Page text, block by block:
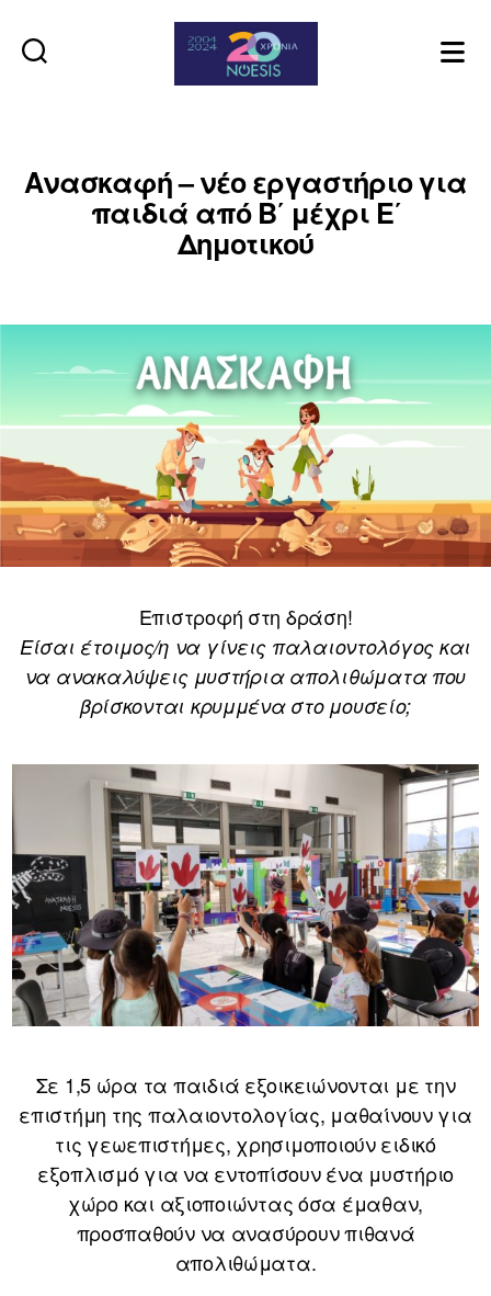
Ανασκαφή – νέο εργαστήριο για
παιδιά από Β΄ μέχρι Ε΄
Δημοτικού
Επιστροφή στη δράση!
Είσαι έτοιμος/η να γίνεις παλαιοντολόγος και
να ανακαλύψεις μυστήρια απολιθώματα που
βρίσκονται κρυμμένα στο μουσείο;
Σε 1,5 ώρα τα παιδιά εξοικειώνονται με την
επιστήμη της παλαιοντολογίας, μαθαίνουν για
τις γεωεπιστήμες, χρησιμοποιούν ειδικό
εξοπλισμό για να εντοπίσουν ένα μυστήριο
χώρο και αξιοποιώντας όσα έμαθαν,
προσπαθούν να ανασύρουν πιθανά
απολιθώματα.